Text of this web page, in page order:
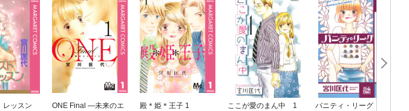
レッスン
ONE Final ―未来のエ
殿＊姫＊王子 1
ここが愛のまん中 1
バニティ・リーグ 1